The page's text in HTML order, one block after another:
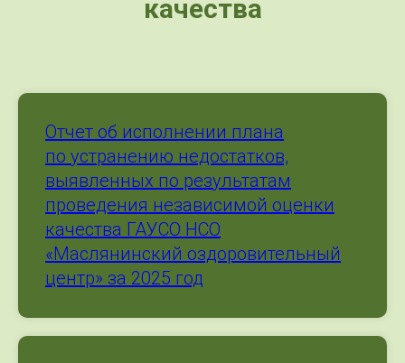
качества
Отчет об исполнении плана
по устранению недостатков,
выявленных по результатам
проведения независимой оценки
качества ГАУСО НСО
«Маслянинский оздоровительный
центр» за 2025 год